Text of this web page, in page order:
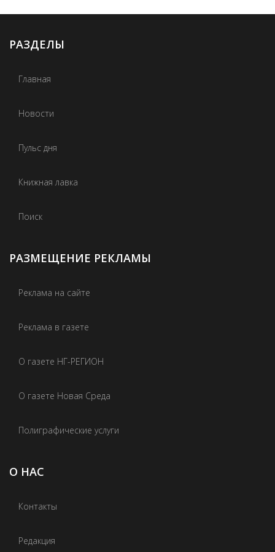
РАЗДЕЛЫ
Главная
Новости
Пульс дня
Книжная лавка
Поиск
РАЗМЕЩЕНИЕ РЕКЛАМЫ
Реклама на сайте
Реклама в газете
О газете НГ-РЕГИОН
О газете Новая Среда
Полиграфические услуги
О НАС
Контакты
Редакция